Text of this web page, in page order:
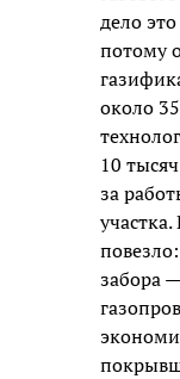
дело
потому
около
10
за
забора